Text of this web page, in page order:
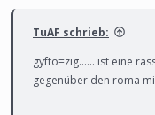
TuAF schrieb:
gyfto=zig...... ist eine
gegenüber den roma